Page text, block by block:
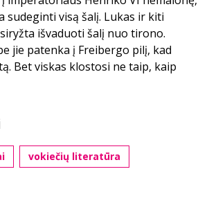
sudeginti visą šalį. Lukas ir kiti
išvaduoti šalį nuo tirono.
jie patenka į Freibergo pilį, kad
Bet viskas klostosi ne taip, kaip
vokiečių literatūra